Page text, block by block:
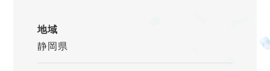
地域
静岡県